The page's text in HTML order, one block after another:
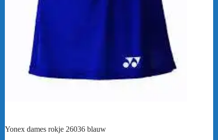
Yonex dames rokje 26036 blauw